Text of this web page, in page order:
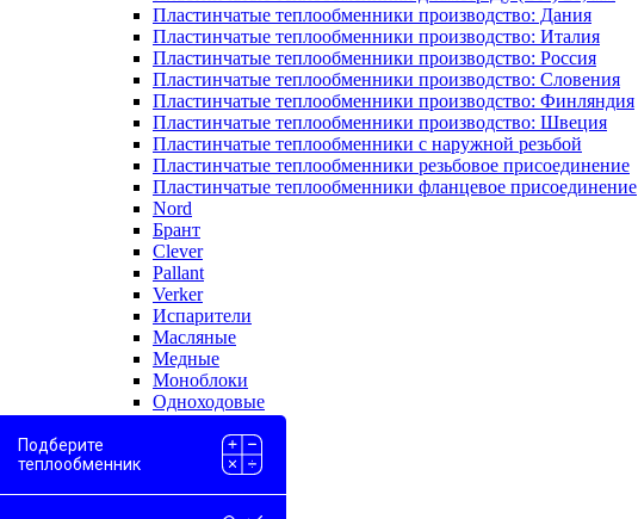
Пластинчатые теплообменники производство: Дания
Пластинчатые теплообменники производство: Италия
Пластинчатые теплообменники производство: Россия
Пластинчатые теплообменники производство: Словения
Пластинчатые теплообменники производство: Финляндия
Пластинчатые теплообменники производство: Швеция
Пластинчатые теплообменники с наружной резьбой
Пластинчатые теплообменники резьбовое присоединение
Пластинчатые теплообменники фланцевое присоединение
Nord
Брант
Clever
Pallant
Verker
Испарители
Масляные
Медные
Моноблоки
Одноходовые
Проточные
Скоростные
Подберите
теплообменник